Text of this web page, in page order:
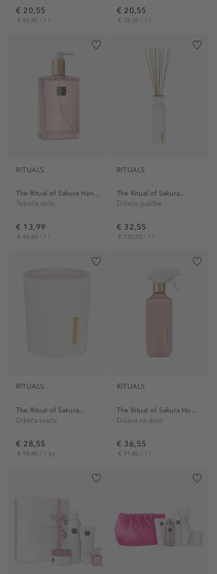
€ 20,55
€ 93,40 / 1 l
€ 20,55
€ 34,30 / 1 l
RITUALS
The Ritual of Sakura Hand Wash
Tekoče milo
€ 13,99
€ 46,60 / 1 l
RITUALS
The Ritual of Sakura...
Dišeče palčke
€ 32,55
€ 130,20 / 1 l
RITUALS
The Ritual of Sakura...
Dišeča sveča
€ 28,55
€ 98,40 / 1 kg
RITUALS
The Ritual of Sakura Home...
Dišava za dom
€ 36,55
€ 91,40 / 1 l